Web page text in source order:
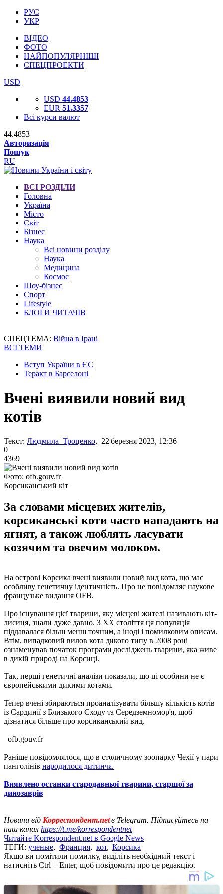
РУС
УКР
ВІДЕО
ФОТО
НАЙПОПУЛЯРНІШІ
СПЕЦПРОЕКТИ
USD
USD 44.4853
EUR 51.3357
Всі курси валют
44.4853
Авторизація
Пошук
RU
ВСІ РОЗДІЛИ
Головна
Україна
Місто
Світ
Бізнес
Наука
Всі новини розділу
Наука
Медицина
Космос
Шоу-бізнес
Спорт
Lifestyle
БЛОГИ ЧИТАЧІВ
СПЕЦТЕМА: Війна в Ірані
ВСІ ТЕМИ
Вступ України в ЄС
Теракт в Барселоні
Вчені виявили новий вид
котів
Текст: Людмила Троценко, 22 березня 2023, 12:36
0
4369
Фото: ofb.gouv.fr
Корсиканський кіт
За словами місцевих жителів,
корсиканські коти часто нападають на
ягнят, а також люблять ласувати
козячим та овечим молоком.
На острові Корсика вчені виявили новий вид кота, що має
особливу генетичну ідентичність. Про це повідомляє наукове
французьке видання OFB.
Про існування цієї тварини, яку місцеві жителі називають кіт-
лисиця, знали дуже давно. З ХХ століття ця популяція
піддавалася більш менш точним, а іноді і помилковим описам.
Втім, випадковий вилов кота дикого типу в 2008 році
ознаменував початок програми досліджень тварини, яка живе
в дикій природі на Корсиці.
Так, перші генетичні аналізи показали, що ці особини не є
європейськими дикими котами.
Тепер вчені збираються проаналізувати більшу кількість котів
із Сардинії з Близького Сходу та Середземномор'я, щоб
дізнатися більше про корсиканський вид.
ofb.gouv.fr
Раніше повідомлялося, що в столичному зоопарку Чехії у пари
панголінів народилося дитинча.
Виявлено останки стародавньої тварини, старшої за
динозаврів
Новини від Корреспондент.netв Telegram. Підписуйтесь на
наш канал https://t.me/korrespondentnet
Читайте Korrespondent.net в Google News
ТЕГИ: ученые, Франция, кот, Корсика
Якщо ви помітили помилку, виділіть необхідний текст і
натисніть Ctrl + Enter, щоб повідомити про це редакцію.